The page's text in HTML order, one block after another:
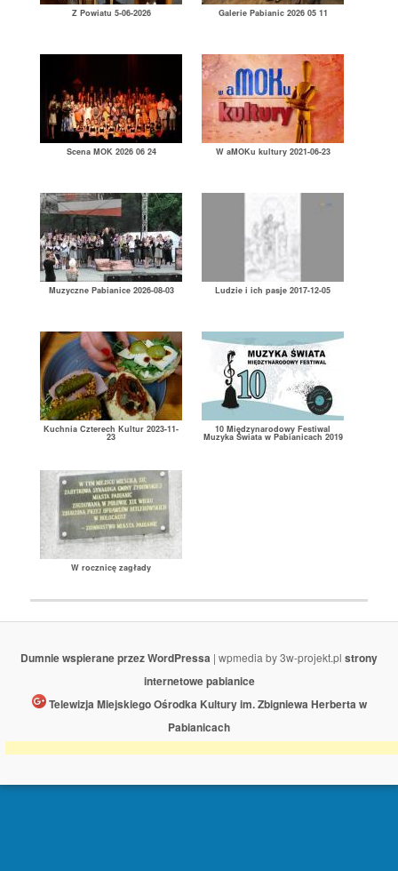
Z Powiatu 5-06-2026 Galerie Pabianic 2026 05 11
Scena MOK 2026 06 24 W aMOKu kultury 2021-06-23
Muzyczne Pabianice 2026-08-03 Ludzie i ich pasje 2017-12-05
Kuchnia Czterech Kultur 2023-11-
23
10 Międzynarodowy Festiwal
Muzyka Świata w Pabianicach 2019
W rocznicę zagłady
Dumnie wspierane przez WordPressa | wpmedia by 3w-projekt.pl strony
internetowe pabianice
Telewizja Miejskiego Ośrodka Kultury im. Zbigniewa Herberta w
Pabianicach